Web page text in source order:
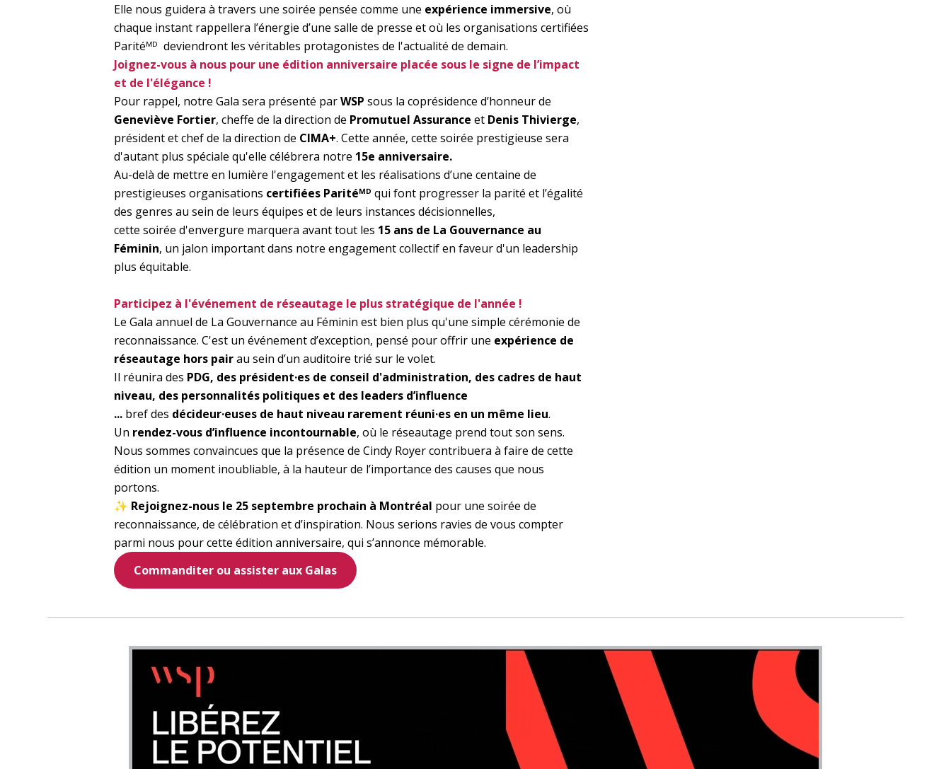
Elle nous guidera à travers une soirée pensée comme une expérience immersive, où
chaque instant rappellera l’énergie d’une salle de presse et où les organisations certifiées
Paritéᴹᴰ deviendront les véritables protagonistes de l'actualité de demain.
Joignez-vous à nous pour une édition anniversaire placée sous le signe de l’impact
et de l'élégance !
Pour rappel, notre Gala sera présenté parWSP sous la coprésidence d’honneur de
Geneviève Fortier, cheffe de la direction de Promutuel Assurance et Denis Thivierge,
président et chef de la direction de CIMA+. Cette année, cette soirée prestigieuse sera
d'autant plus spéciale qu'elle célébrera notre 15e anniversaire.
Au-delà de mettre en lumière l'engagement et les réalisations d’une centaine de
prestigieuses organisations certifiées Paritéᴹᴰ qui font progresser la parité et l’égalité
des genres au sein de leurs équipes et de leurs instances décisionnelles,
cette soirée d'envergure marquera avant tout les 15 ans de La Gouvernance au
Féminin, un jalon important dans notre engagement collectif en faveur d'un leadership
plus équitable.
Participez à l'événement de réseautage le plus stratégique de l'année !
Le Gala annuel de La Gouvernance au Féminin est bien plus qu'une simple cérémonie de
reconnaissance. C'est un événement d’exception, pensé pour offrir une expérience de
réseautage hors pairau sein d’un auditoire trié sur le volet.
Il réunira des PDG, des président·es de conseil d'administration, des cadres de haut
niveau, des personnalités politiques et des leaders d’influence
... bref des décideur·euses de haut niveau rarement réuni·es en un même lieu.
Un rendez-vous d’influence incontournable, où le réseautage prend tout son sens.
Nous sommes convaincues que la présence de Cindy Royer contribuera à faire de cette
édition un moment inoubliable, à la hauteur de l’importance des causes que nous
portons.
✨ Rejoignez-nous le 25 septembre prochain à Montréal pour une soirée de
reconnaissance, de célébration et d’inspiration. Nous serions ravies de vous compter
parmi nous pour cette édition anniversaire, qui s’annonce mémorable.